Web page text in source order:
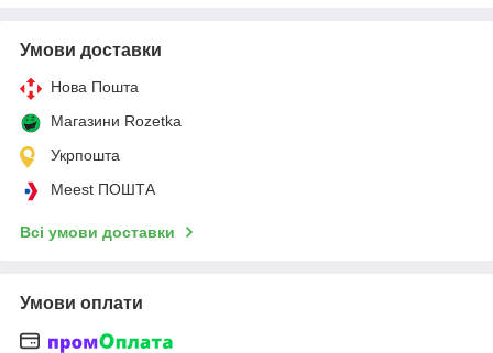
Умови доставки
Нова Пошта
Магазини Rozetka
Укрпошта
Meest ПОШТА
Всі умови доставки
Умови оплати